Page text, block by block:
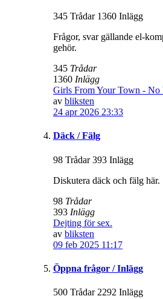
345 Trådar 1360 Inlägg
Frågor, svar gällande el-
gehör.
345 Trådar
1360 Inlägg
Girls From Your Town -
av bliksten
24 apr 2026 23:33
Däck / Fälg
98 Trådar 393 Inlägg
Diskutera däck och fälg här.
98 Trådar
393 Inlägg
Dejting för sex.
av bliksten
09 feb 2025 11:17
Öppna frågor / Inlägg
500 Trådar 2292 Inlägg